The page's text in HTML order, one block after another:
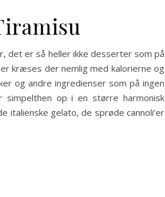
det er så heller ikke desserter som på
kræses der nemlig med kalorierne og
og andre ingredienser som på ingen
op i en større harmonisk
italienske gelato, de sprøde cannoli’er